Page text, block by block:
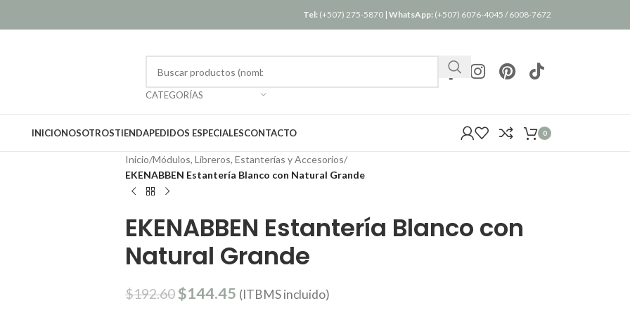
Tel: (+507) 275-5870 | WhatsApp: (+507) 6076-4045 /6008-7672
CATEGORÍAS
INICIONOSOTROSTIENDAPEDIDOS ESPECIALESCONTACTO 0
Inicio/Módulos, Libreros, Estanterías y Accesorios/
EKENABBEN Estantería Blanco con Natural Grande
EKENABBEN Estantería Blanco con
Natural Grande
$192.60$144.45 (ITBMS incluido)